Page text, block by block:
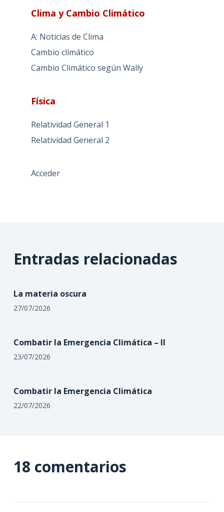
Clima y Cambio Climático
A: Noticias de Clima
Cambio climático
Cambio Climático según Wally
Física
Relatividad General 1
Relatividad General 2
Acceder
Entradas relacionadas
La materia oscura
27/07/2026
Combatir la Emergencia Climática – II
23/07/2026
Combatir la Emergencia Climática
22/07/2026
18 comentarios